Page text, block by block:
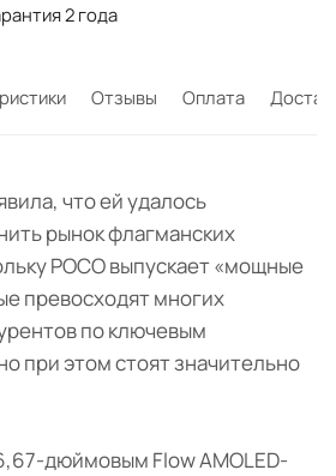
2 года
Отзывы Оплата
что ей удалось
рынок флагманских
POCO выпускает «мощные
превосходят многих
по ключевым
при этом стоят значительно
дюймовым Flow AMOLED-